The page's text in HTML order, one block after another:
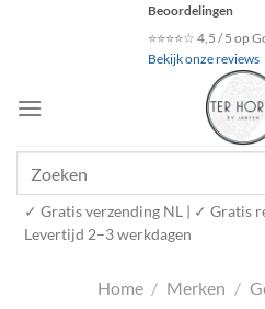
Beoordelingen
⭐⭐⭐⭐☆ 4,5 / 5 op
Bekijk onze reviews
✓ Gratis verzending NL | ✓ Gratis
Levertijd 2–3 werkdagen
Home / Merken /